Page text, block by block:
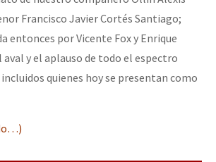
Francisco Javier Cortés Santiago;
entonces por Vicente Fox y Enrique
aval y el aplauso de todo el espectro
quienes hoy se presentan como